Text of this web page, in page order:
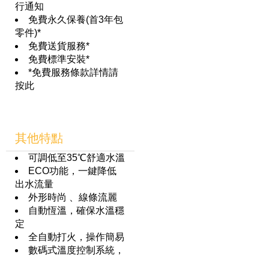
行通知
免費永久保養(首3年包
零件)*
免費送貨服務*
免費標準安裝*
*免費服務條款詳情請
按此
其他特點
可調低至35℃舒適水溫
ECO功能，一鍵降低
出水流量
外形時尚 、線條流麗
自動恆溫，確保水溫穩
定
全自動打火，操作簡易
數碼式溫度控制系統，